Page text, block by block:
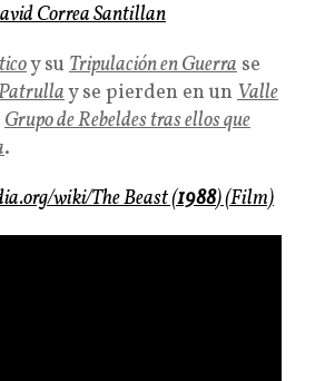
Correa Santillan
y su Tripulación en Guerra se
y se pierden en un Valle
Grupo de Rebeldestras ellos que
.
wiki/The Beast (1988) (Film)